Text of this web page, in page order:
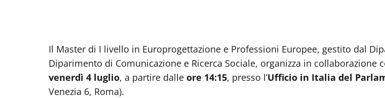
Il Master di I livello in Europrogettazione e Professioni Europee, gestito dal
Diparimento di Comunicazione e Ricerca Sociale, organizza in collaborazione
venerdì 4 luglio, a partire dalle ore 14:15, presso l’Ufficio in Italia del
Venezia 6, Roma).